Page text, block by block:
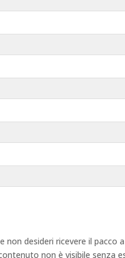
desideri ricevere il pacco
non è visibile senza